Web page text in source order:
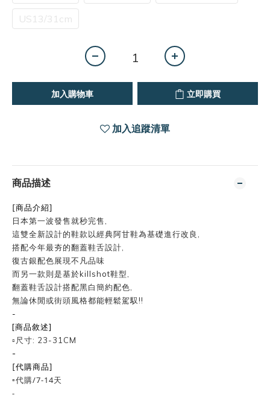
US13/31cm
加入購物車 立即購買
加入追蹤清單
商品描述
[商品介紹]
日本第一波發售就秒完售,
這雙全新設計的鞋款以經典阿甘鞋為基礎進行改良,
搭配今年最夯的翻蓋鞋舌設計,
復古銀配色展現不凡品味
而另一款則是基於killshot鞋型,
翻蓋鞋舌設計搭配黑白簡約配色,
無論休閒或街頭風格都能輕鬆駕馭!!
-
[商品敘述]
▫️尺寸: 23-31CM
-
[代購商品]
▫️代購/7-14天
-